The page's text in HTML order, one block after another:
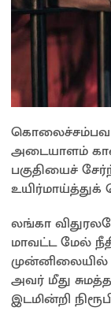
அடையாளம்
பகுதியைச்
லங்கா
மாவட்ட மேல்
அவர் மீது
இடமின்றி